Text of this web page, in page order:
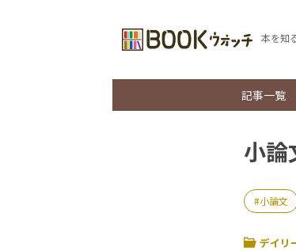
本を知
記事一覧
小論
小論文
デイリ